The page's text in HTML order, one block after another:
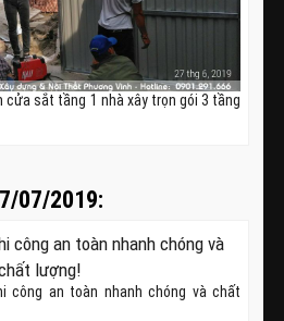
cửa sắt tầng 1 nhà xây trọn gói 3 tầng
07/2019:
công an toàn nhanh chóng và chất